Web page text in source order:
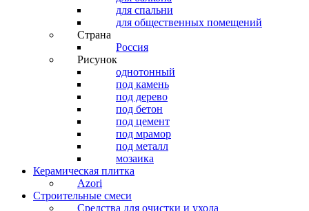
для спальни
для общественных помещений
Страна
Россия
Рисунок
однотонный
под камень
под дерево
под бетон
под цемент
под мрамор
под металл
мозаика
Керамическая плитка
Azori
Строительные смеси
Средства для очистки и ухода